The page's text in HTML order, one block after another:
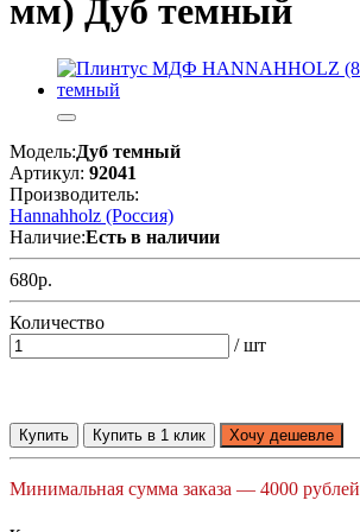
мм) Дуб темный
Модель:Дуб темный
Артикул: 92041
Производитель:
Hannahholz (Россия)
Наличие:Есть в наличии
680р.
Количество
/ шт
Купить Купить в 1 клик Хочу дешевле
Минимальная сумма заказа — 4000 рублей